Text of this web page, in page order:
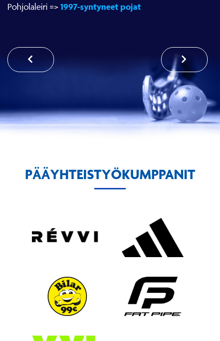
Pohjolaleiri => 1997-syntyneet pojat
PÄÄYHTEISTYÖKUMPPANIT